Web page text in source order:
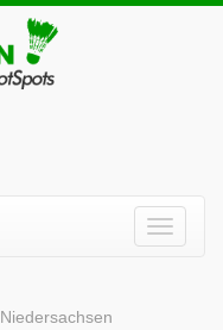
Niedersachsen